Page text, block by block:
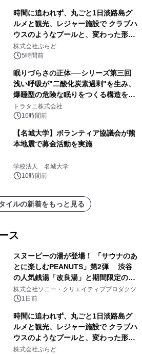
時間に追われず、丸ごと1日淡路島グ
ルメと観光、レジャー施設で クラブハ
ウスのようなプールと、変わった形の
サウナも 「THE BOXY AWAJI」のお
得な素泊まり連泊プランで
株式会社ぷらど
5時間前
眠りづらさの正体──シリーズ第三回
浅い呼吸が"二酸化炭素過剰"を生み、
爆睡型の危険な眠りをつくる構造を解
説
トラタニ株式会社
10時間前
【名城大学】ボランティア協議会が熊
本地震で募金活動を実施
学校法人 名城大学
10時間前
イルの新着をもっと見る
ス
スヌーピーの湯が登場！ 「サウナのあ
とに楽しむPEANUTS」第2弾 渋谷
の人気銭湯「改良湯」と期間限定のコ
ラボレーション サウナイキタイコラ
ボグッズも発売決定！
株式会社ソニー・クリエイティブプロダクツ
1日前
時間に追われず、丸ごと1日淡路島グ
ルメと観光、レジャー施設で クラブハ
ウスのようなプールと、変わった形の
サウナも 「THE BOXY AWAJI」のお
株式会社ぷらど